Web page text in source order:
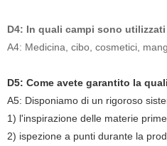
D4: In quali campi sono
A4: Medicina, cibo, cosmetici,
D5: Come avete garantito la
A5: Disponiamo di un rigoroso
1) l'inspirazione delle materie
2) ispezione a punti durante la